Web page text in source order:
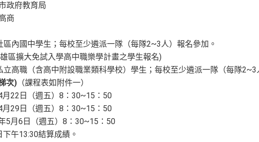
政府教育局
商
區內國中學生；每校至少遴派一隊（每隊2~3人）報名參加。
區擴大免試入學高中職樂學計畫之學生報名)
立高職（含高中附設職業類科學校）學生；每校至少遴派一隊（每隊2~3
次) （課程表如附件一）
月22日（週五）8：30~15：50
月29日（週五）8：30~15：50
5月6日（週五）8：30~15：50
下午13:30結算成績。